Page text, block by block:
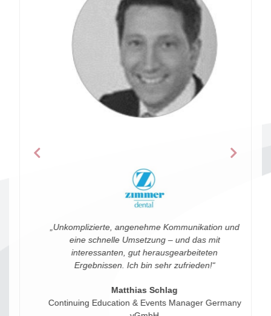
„Unkomplizierte, angenehme Kommunikation und
eine schnelle Umsetzung – und das mit
interessanten, gut herausgearbeiteten
Ergebnissen. Ich bin sehr zufrieden!“
Matthias Schlag
Continuing Education & Events Manager Germany
Previous Next